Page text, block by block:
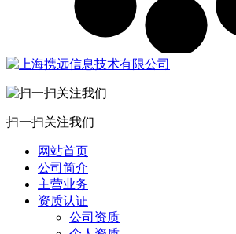
扫一扫关注我们
网站首页
公司简介
主营业务
资质认证
公司资质